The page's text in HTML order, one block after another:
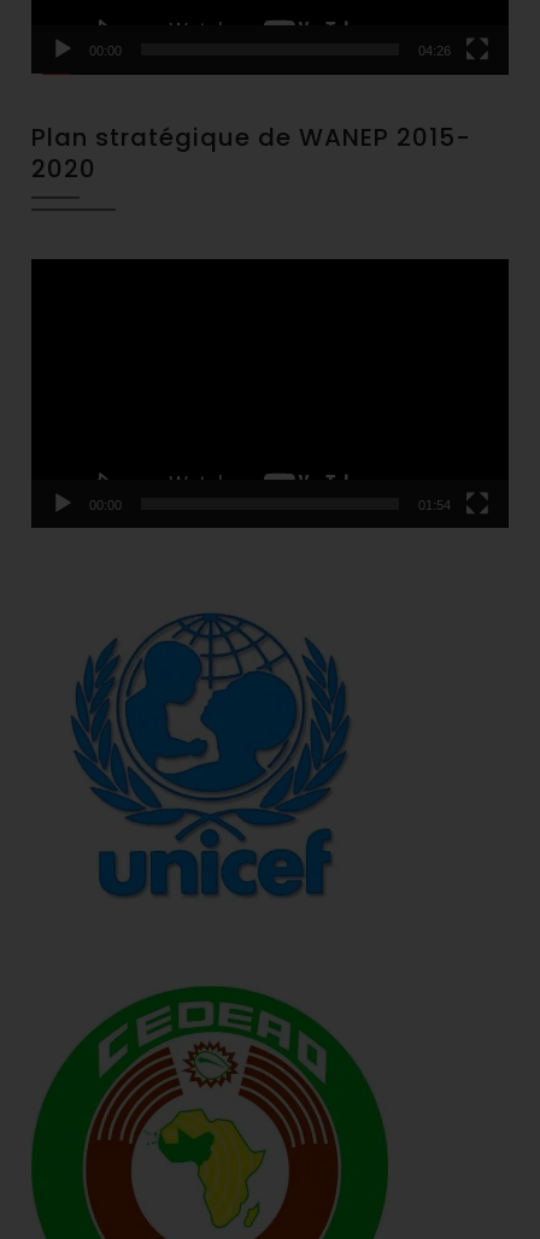
00:00 04:26
Plan stratégique de WANEP 2015-
2020
00:00 01:54